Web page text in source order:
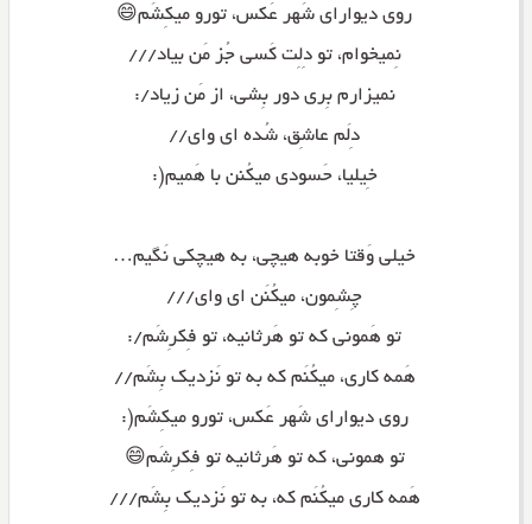
روی دیوارای شَهر عَکس، تورو میکِشَم😄
نِمیخوام، تو دِلِت کَسی جُز مَن بیاد///
نمیزارم بِری دور بِشی، از مَن زیاد/:
دِلَم عاشِق، شُده ای وای//
خِیلیا، حَسودی میکُنن با هَمیم(:
خیلی وَقتا خوبه هیچی، به هیچکی نَگیم…
چِشِمون، میکُنَن ای وای///
تو هَمونی که تو هَرثانیه، تو فِکرِشَم/:
هَمه کاری، میکُنَم که به تو نَزدیک بِشَم//
روی دیوارای شَهر عَکس، تورو میکِشَم(:
تو همونی، که تو هَرثانیه تو فِکرِشَم😄
هَمه کاری میکُنَم که، به تو نَزدیک بِشَم///